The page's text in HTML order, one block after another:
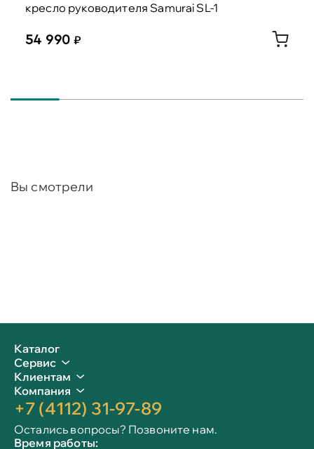
кресло руководителя Samurai SL-1
54 990
Вы смотрели
Каталог
Сервис
Клиентам
Компания
+7 (4112) 31-97-89
Остались вопросы? Позвоните нам.
Время работы: